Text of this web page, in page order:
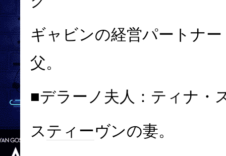
ギャビンの経営パートナ
父。
■デラーノ夫人： ティナ・
ス ティーヴンの妻。